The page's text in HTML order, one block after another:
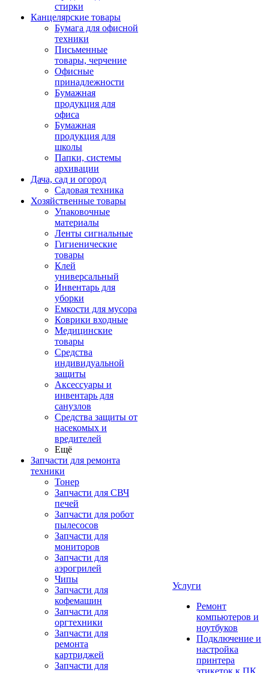
стирки
Канцелярские товары
Бумага для офисной
техники
Письменные
товары, черчение
Офисные
принадлежности
Бумажная
продукция для
офиса
Бумажная
продукция для
школы
Папки, системы
архивации
Дача, сад и огород
Садовая техника
Хозяйственные товары
Упаковочные
материалы
Ленты сигнальные
Гигиенические
товары
Клей
универсальный
Инвентарь для
уборки
Емкости для мусора
Коврики входные
Медицинские
товары
Средства
индивидуальной
защиты
Аксессуары и
инвентарь для
санузлов
Средства защиты от
насекомых и
вредителей
Ещё
Запчасти для ремонта
техники
Тонер
Запчасти для СВЧ
печей
Запчасти для робот
пылесосов
Запчасти для
мониторов
Запчасти для
аэрогрилей
Чипы
Запчасти для
кофемашин
Запчасти для
оргтехники
Запчасти для
ремонта
картриджей
Запчасти для
Услуги
Ремонт
компьютеров и
ноутбуков
Подключение и
настройка
принтера
этикеток к ПК